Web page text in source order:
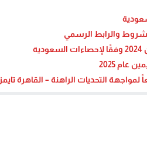
2025
التحديات الراهنة – القاهرة تايمز